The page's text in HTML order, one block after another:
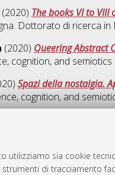
utilizziamo sia cookie
strumenti di tracciamento
(2020) The books VI to
Dottorato di ricerca in
(2020) Queering Abstract
cognition, and semiotics
Spazi della nostalgia.
cognition, and